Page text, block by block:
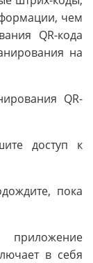
чем
QR-кода
на
QR-
доступ к
пока
приложение
в себя